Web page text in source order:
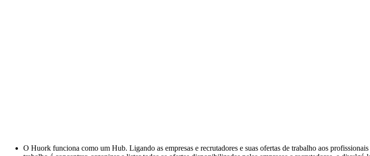
O Huork funciona como um Hub. Ligando as empresas e recrutadores e suas ofertas de trabalho aos